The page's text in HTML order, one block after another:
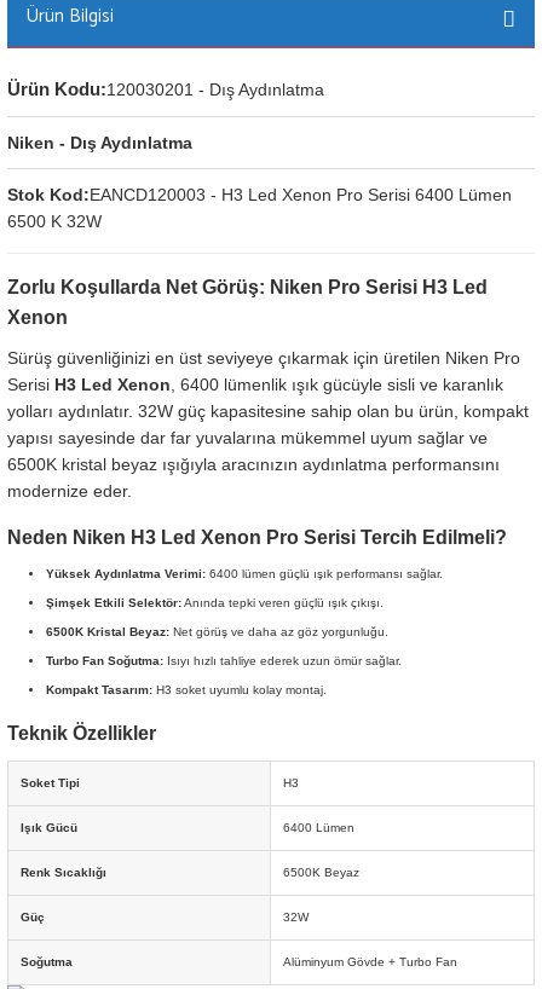
Ürün Bilgisi
Ürün Kodu:120030201 - Dış Aydınlatma
Niken - Dış Aydınlatma
Stok Kod:EANCD120003 - H3 Led Xenon Pro Serisi 6400 Lümen
6500 K 32W
Zorlu Koşullarda Net Görüş: Niken Pro Serisi H3 Led
Xenon
Sürüş güvenliğinizi en üst seviyeye çıkarmak için üretilen Niken Pro
Serisi H3 Led Xenon , 6400 lümenlik ışık gücüyle sisli ve karanlık
yolları aydınlatır. 32W güç kapasitesine sahip olan bu ürün, kompakt
yapısı sayesinde dar far yuvalarına mükemmel uyum sağlar ve
6500K kristal beyaz ışığıyla aracınızın aydınlatma performansını
modernize eder.
Neden Niken H3 Led Xenon Pro Serisi Tercih Edilmeli?
Yüksek Aydınlatma Verimi: 6400 lümen güçlü ışık performansı sağlar.
Şimşek Etkili Selektör:Anında tepki veren güçlü ışık çıkışı.
6500K Kristal Beyaz: Net görüş ve daha az göz yorgunluğu.
Turbo Fan Soğutma: Isıyı hızlı tahliye ederek uzun ömür sağlar.
Kompakt Tasarım: H3 soket uyumlu kolay montaj.
Teknik Özellikler
Soket Tipi H3
Işık Gücü 6400 Lümen
Renk Sıcaklığı 6500K Beyaz
Güç 32W
Soğutma Alüminyum Gövde + Turbo Fan